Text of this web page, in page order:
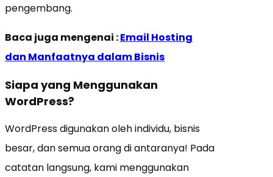
pengembang.
Baca juga mengenai :Email Hosting
dan Manfaatnya dalam Bisnis
Siapa yang Menggunakan
WordPress?
WordPress digunakan oleh individu, bisnis
besar, dan semua orang di antaranya! Pada
catatan langsung, kami menggunakan